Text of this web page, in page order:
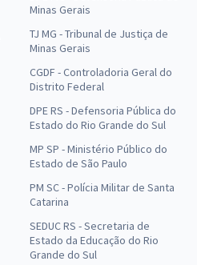
Minas Gerais
TJ MG - Tribunal de Justiça de
Minas Gerais
CGDF - Controladoria Geral do
Distrito Federal
DPE RS - Defensoria Pública do
Estado do Rio Grande do Sul
MP SP - Ministério Público do
Estado de São Paulo
PM SC - Polícia Militar de Santa
Catarina
SEDUC RS - Secretaria de
Estado da Educação do Rio
Grande do Sul